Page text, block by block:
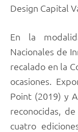
Design Capital
En la
Nacionales de
recalado en la
ocasiones.
Point (2019) y
reconocidas,
cuatro